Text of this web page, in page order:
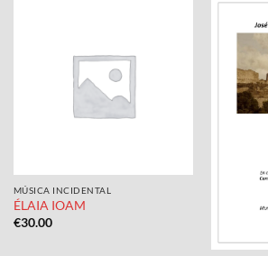
MÚSICA INCIDENTAL
ÉLAIA IOAM
€30.00